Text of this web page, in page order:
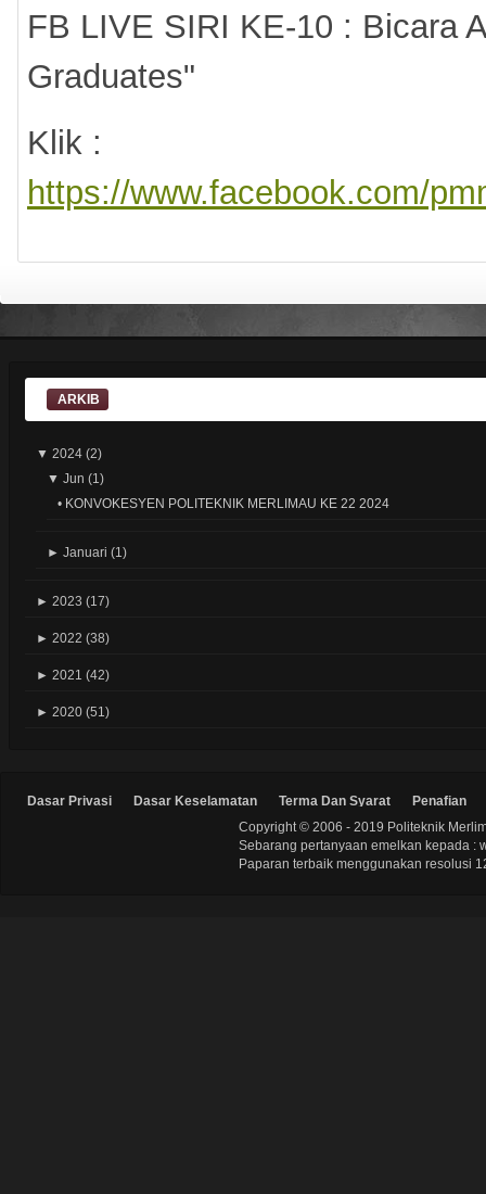
FB LIVE SIRI KE-10 : Bicara
Graduates"
Klik :
https://www.facebook.com/
ARKIB
▼ 2024 (2)
▼ Jun (1)
• KONVOKESYEN POLITEKNIK MERLIMAU KE 22 2024
► Januari (1)
► 2023 (17)
► 2022 (38)
► 2021 (42)
► 2020 (51)
Dasar Privasi Dasar Keselamatan Terma Dan Syarat
Penafian
Copyright © 2006 - 2019 Politeknik
Sebarang pertanyaan emelkan kepada :
Paparan terbaik menggunakan resolusi